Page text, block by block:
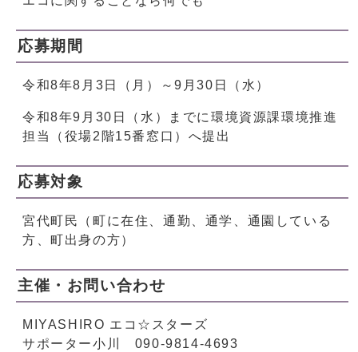
応募期間
令和8年8月3日（月）～9月30日（水）
令和8年9月30日（水）までに環境資源課環境推進
担当（役場2階15番窓口）へ提出
応募対象
宮代町民（町に在住、通勤、通学、通園している
方、町出身の方）
主催・お問い合わせ
MIYASHIRO エコ☆スターズ
サポーター小川 090-9814-4693